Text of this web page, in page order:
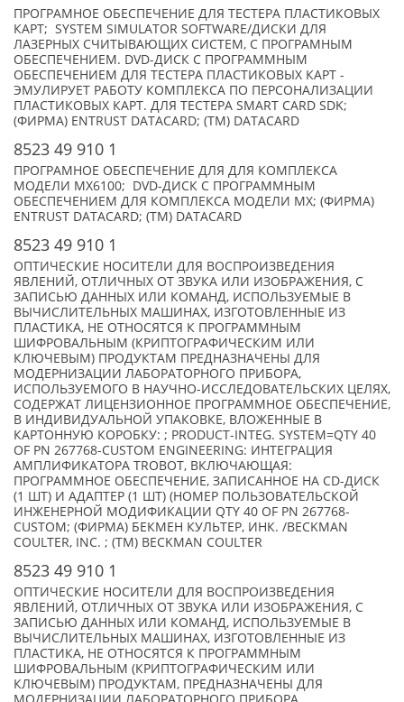
ПРОГРАМНОЕ ОБЕСПЕЧЕНИЕ ДЛЯ ТЕСТЕРА ПЛАСТИКОВЫХ
КАРТ; SYSTEM SIMULATOR SOFTWARE/ДИСКИ ДЛЯ
ЛАЗЕРНЫХ СЧИТЫВАЮЩИХ СИСТЕМ, С ПРОГРАМНЫМ
ОБЕСПЕЧЕНИЕМ. DVD-ДИСК С ПРОГРАММНЫМ
ОБЕСПЕЧЕНИЕМ ДЛЯ ТЕСТЕРА ПЛАСТИКОВЫХ КАРТ -
ЭМУЛИРУЕТ РАБОТУ КОМПЛЕКСА ПО ПЕРСОНАЛИЗАЦИИ
ПЛАСТИКОВЫХ КАРТ. ДЛЯ ТЕСТЕРА SMART CARD SDK;
(ФИРМА) ENTRUST DATACARD; (TM) DATACARD
8523 49 910 1
ПРОГРАМНОЕ ОБЕСПЕЧЕНИЕ ДЛЯ ДЛЯ КОМПЛЕКСА
МОДЕЛИ MX6100; DVD-ДИСК С ПРОГРАММНЫМ
ОБЕСПЕЧЕНИЕМ ДЛЯ КОМПЛЕКСА МОДЕЛИ MX; (ФИРМА)
ENTRUST DATACARD; (TM) DATACARD
8523 49 910 1
ОПТИЧЕСКИЕ НОСИТЕЛИ ДЛЯ ВОСПРОИЗВЕДЕНИЯ
ЯВЛЕНИЙ, ОТЛИЧНЫХ ОТ ЗВУКА ИЛИ ИЗОБРАЖЕНИЯ, С
ЗАПИСЬЮ ДАННЫХ ИЛИ КОМАНД, ИСПОЛЬЗУЕМЫЕ В
ВЫЧИСЛИТЕЛЬНЫХ МАШИНАХ, ИЗГОТОВЛЕННЫЕ ИЗ
ПЛАСТИКА, НЕ ОТНОСЯТСЯ К ПРОГРАММНЫМ
ШИФРОВАЛЬНЫМ (КРИПТОГРАФИЧЕСКИМ ИЛИ
КЛЮЧЕВЫМ) ПРОДУКТАМ ПРЕДНАЗНАЧЕНЫ ДЛЯ
МОДЕРНИЗАЦИИ ЛАБОРАТОРНОГО ПРИБОРА,
ИСПОЛЬЗУЕМОГО В НАУЧНО-ИССЛЕДОВАТЕЛЬСКИХ ЦЕЛЯХ,
СОДЕРЖАТ ЛИЦЕНЗИОННОЕ ПРОГРАММНОЕ ОБЕСПЕЧЕНИЕ,
В ИНДИВИДУАЛЬНОЙ УПАКОВКЕ, ВЛОЖЕННЫЕ В
КАРТОННУЮ КОРОБКУ: ; PRODUCT-INTEG. SYSTEM=QTY 40
OF PN 267768-CUSTOM ENGINEERING: ИНТЕГРАЦИЯ
АМПЛИФИКАТОРА TROBOT, ВКЛЮЧАЮЩАЯ:
ПРОГРАММНОЕ ОБЕСПЕЧЕНИЕ, ЗАПИСАННОЕ НА CD-ДИСК
(1 ШТ) И АДАПТЕР (1 ШТ) (НОМЕР ПОЛЬЗОВАТЕЛЬСКОЙ
ИНЖЕНЕРНОЙ МОДИФИКАЦИИ QTY 40 OF PN 267768-
CUSTOM; (ФИРМА) БЕКМЕН КУЛЬТЕР, ИНК. /BECKMAN
COULTER, INC. ; (TM) BECKMAN COULTER
8523 49 910 1
ОПТИЧЕСКИЕ НОСИТЕЛИ ДЛЯ ВОСПРОИЗВЕДЕНИЯ
ЯВЛЕНИЙ, ОТЛИЧНЫХ ОТ ЗВУКА ИЛИ ИЗОБРАЖЕНИЯ, С
ЗАПИСЬЮ ДАННЫХ ИЛИ КОМАНД, ИСПОЛЬЗУЕМЫЕ В
ВЫЧИСЛИТЕЛЬНЫХ МАШИНАХ, ИЗГОТОВЛЕННЫЕ ИЗ
ПЛАСТИКА, НЕ ОТНОСЯТСЯ К ПРОГРАММНЫМ
ШИФРОВАЛЬНЫМ (КРИПТОГРАФИЧЕСКИМ ИЛИ
КЛЮЧЕВЫМ) ПРОДУКТАМ, ПРЕДНАЗНАЧЕНЫ ДЛЯ